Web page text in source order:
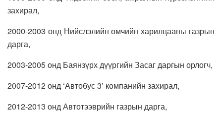
захирал,
2000-2003 онд Нийслэлийн өмчийн харилцааны газрын
дарга,
2003-2005 онд Баянзүрх дүүргийн Засаг даргын орлогч,
2007-2012 онд ‘Автобус 3’ компанийн захирал,
2012-2013 онд Автотээврийн газрын дарга,